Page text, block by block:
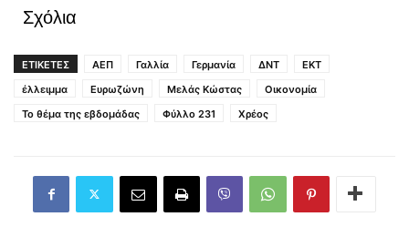
Σχόλια
ΕΤΙΚΕΤΕΣ ΑΕΠ Γαλλία Γερμανία ΔΝΤ
ΕΚΤ
έλλειμμα
Ευρωζώνη Μελάς Κώστας
Οικονομία
Το θέμα της εβδομάδας
Φύλλο 231 Χρέος